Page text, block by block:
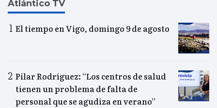
Atlántico TV
El tiempo en Vigo, domingo 9 de agosto
Pilar Rodríguez: “Los centros de salud
tienen un problema de falta de
personal que se agudiza en verano”